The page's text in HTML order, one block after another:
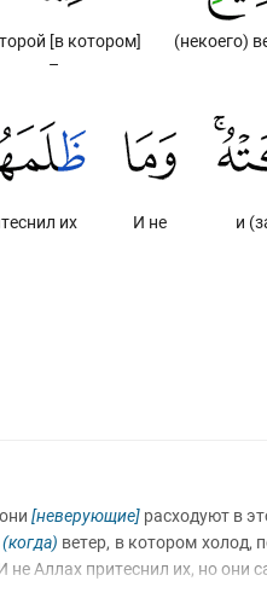
(некоего)
[в котором]
–
и
И не
их
[неверующие] расходуют в
(когда) ветер, в котором холод,
не Аллах притеснил их, но они